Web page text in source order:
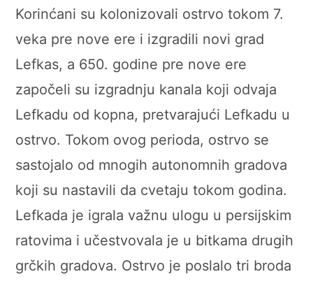
Korinćani su kolonizovali ostrvo tokom 7.
veka pre nove ere i izgradili novi grad
Lefkas, a 650. godine pre nove ere
započeli su izgradnju kanala koji odvaja
Lefkadu od kopna, pretvarajući Lefkadu u
ostrvo. Tokom ovog perioda, ostrvo se
sastojalo od mnogih autonomnih gradova
koji su nastavili da cvetaju tokom godina.
Lefkada je igrala važnu ulogu u persijskim
ratovima i učestvovala je u bitkama drugih
grčkih gradova. Ostrvo je poslalo tri broda